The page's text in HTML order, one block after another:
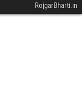
RojgarBharti.in